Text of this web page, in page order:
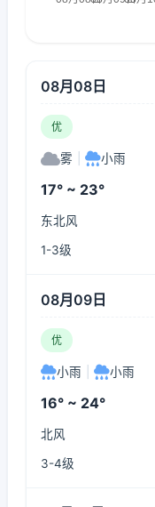
08月08日
优
雾 小雨
17° ~ 23°
东北风
1-3级
08月09日
优
小雨 小雨
16° ~ 24°
北风
3-4级